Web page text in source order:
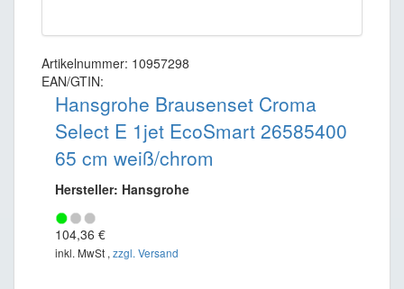
Artikelnummer: 10957298
EAN/GTIN:
Hansgrohe Brausenset Croma
Select E 1jet EcoSmart 26585400
65 cm weiß/chrom
Hersteller: Hansgrohe
104,36 €
inkl. MwSt , zzgl. Versand